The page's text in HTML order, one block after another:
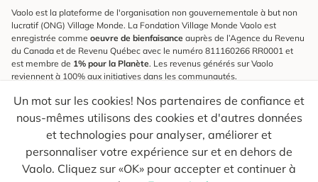
Un mot sur les cookies! Nos partenaires de confiance et
nous-mêmes utilisons des cookies et d'autres données
et technologies pour analyser, améliorer et
personnaliser votre expérience sur et en dehors de
Vaolo. Cliquez sur «OK» pour accepter et continuer à
Vaolo est la plateforme de l'organisation non gouvernementale à but non
lucratif (ONG) Village Monde. La Fondation Village Monde Vaolo est
enregistrée comme oeuvre de bienfaisance auprès de l’Agence du Revenu
du Canada et de Revenu Québec avec le numéro 811160266 RR0001 et
est membre de 1% pour la Planète. Les revenus générés sur Vaolo
reviennent à 100% aux initiatives dans les communautés.
S'inscrire à l'infolettre
Pour connaître les nouveautés, suivre nos explorateurs et recevoir des
astuces pour des voyages plus conscients.
Ton courriel Envoyer